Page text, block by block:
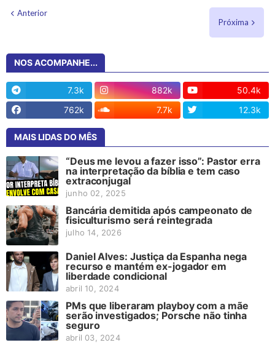
Anterior
Próxima
NOS ACOMPANHE...
7.3k 882k
50.4k
762k
7.7k 12.3k
MAIS LIDAS DO MÊS
“Deus me levou a fazer isso”: Pastor erra
na interpretação da bíblia e tem caso
extraconjugal
junho 02, 2025
Bancária demitida após campeonato de
fisiculturismo será reintegrada
julho 14, 2026
Daniel Alves: Justiça da Espanha nega
recurso e mantém ex-jogador em
liberdade condicional
abril 10, 2024
PMs que liberaram playboy com a mãe
serão investigados; Porsche não tinha
seguro
abril 03, 2024